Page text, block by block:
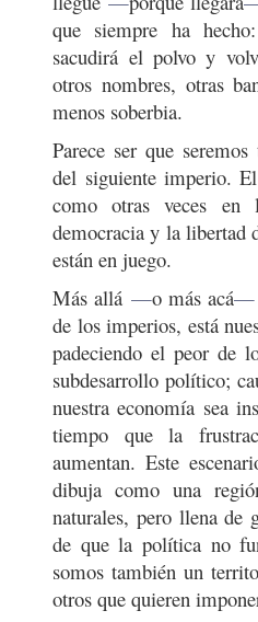
que siempre ha
sacudirá el polvo y
otros nombres, otras
menos soberbia.
Parece ser que
del siguiente imperio.
como otras veces
democracia y la libertad
están en juego.
Más allá —o más acá—
de los imperios, está
padeciendo el peor de
subdesarrollo político;
nuestra economía sea
tiempo que la
aumentan. Este
dibuja como una
naturales, pero llena de
de que la política no
somos también un
otros que quieren